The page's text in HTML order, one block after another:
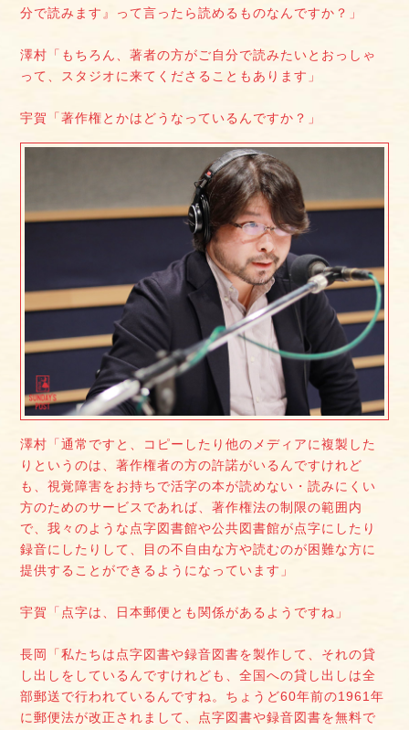
分で読みます』って言ったら読めるものなんですか？」
澤村「もちろん、著者の方がご自分で読みたいとおっしゃ
って、スタジオに来てくださることもあります」
宇賀「著作権とかはどうなっているんですか？」
澤村「通常ですと、コピーしたり他のメディアに複製した
りというのは、著作権者の方の許諾がいるんですけれど
も、視覚障害をお持ちで活字の本が読めない・読みにくい
方のためのサービスであれば、著作権法の制限の範囲内
で、我々のような点字図書館や公共図書館が点字にしたり
録音にしたりして、目の不自由な方や読むのが困難な方に
提供することができるようになっています」
宇賀「点字は、日本郵便とも関係があるようですね」
長岡「私たちは点字図書や録音図書を製作して、それの貸
し出しをしているんですけれども、全国への貸し出しは全
部郵送で行われているんですね。ちょうど60年前の1961年
に郵便法が改正されまして、点字図書や録音図書を無料で